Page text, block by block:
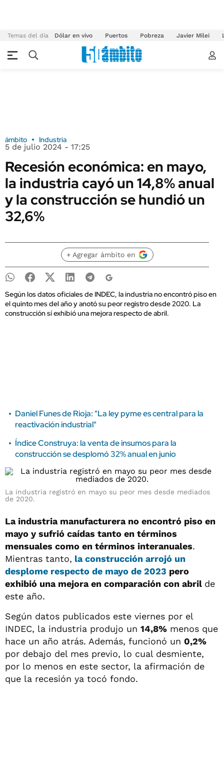
Temas del día Dólar en vivo Puertos Pobreza Javier Milei
ámbito Industria
5 de julio 2024 - 17:25
Recesión económica: en mayo,
la industria cayó un 14,8% anual
y la construcción se hundió un
32,6%
+ Agregar ámbito en
Según los datos oficiales de INDEC, la industria no encontró piso en
el quinto mes del año y anotó su peor registro desde 2020. La
construcción sí exhibió una mejora respecto de abril.
Daniel Funes de Rioja: "La ley pyme es central para la
reactivación industrial"
Índice Construya: la venta de insumos para la
construcción se desplomó 32% anual en junio
La industria registró en mayo su peor mes desde mediados
de 2020.
La industria manufacturera no encontró piso en
mayo y sufrió caídas tanto en términos
mensuales como en términos interanuales.
Mientras tanto, la construcción arrojó un
desplome respecto de mayo de 2023 pero
exhibió una mejora en comparación con abril de
este año.
Según datos publicados este viernes por el
INDEC, la industria produjo un 14,8% menos que
hace un año atrás. Además, funcionó un 0,2%
por debajo del mes previo, lo cual desmiente,
por lo menos en este sector, la afirmación de
que la recesión ya tocó fondo.